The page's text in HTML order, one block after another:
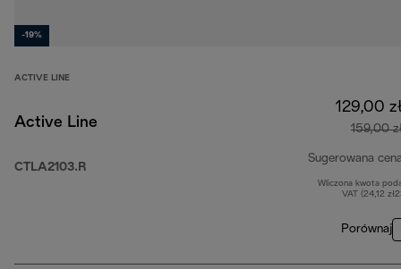
-19%
ACTIVE LINE
Active Line
CTLA2103.R
129,00
159,00
Sugerowana
Wliczona kwota
VAT (24,12
Porównaj